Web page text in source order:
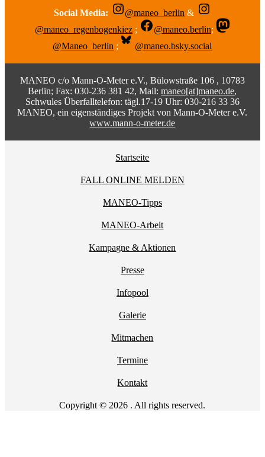
Social Media: @maneo_berlin &
@maneo_regenbogenkiez ; @maneo.berlin;
@Maneo_berlin ; @maneo.bsky.social
MANEO c/o Mann-O-Meter e.V., Bülowstraße 106 , 10783
Berlin; Fax: 030-236 381 42, Mail:maneo[at]maneo.de,
Schwules Überfalltelefon: tägl.17-19 Uhr: 030-216 33 36
MANEO, ein eigenständiges Projekt von Mann-O-Meter e.V.
www.mann-o-meter.de
Startseite
FALL ONLINE MELDEN
MANEO-Tipps
MANEO-Arbeit
Kampagne & Aktionen
Presse
Infopool
Galerie
Mitmachen
Termine
Kontakt
Copyright © 2026 . All rights reserved.